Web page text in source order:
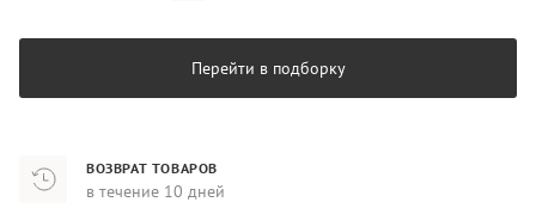
Перейти в подборку
ВОЗВРАТ ТОВАРОВ
в течение 10 дней